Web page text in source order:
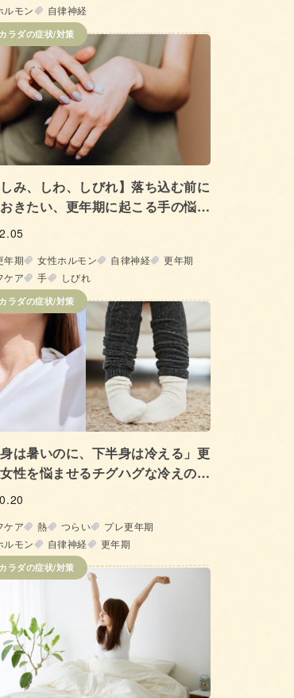
ルモン
自律神経
カラダの症状/対策
しみ、しわ、しびれ】落ち込む前に
きたい、更年期に起こる手の悩み
法
年期 女性ホルモン 自律神経
更年期
ケア
手 しびれ
カラダの症状/対策
身は暑いのに、下半身は冷える」更
性を悩ませるチグハグな冷えの正
ケア 熱 つらい
プレ更年期
ルモン
自律神経 更年期
カラダの症状/対策